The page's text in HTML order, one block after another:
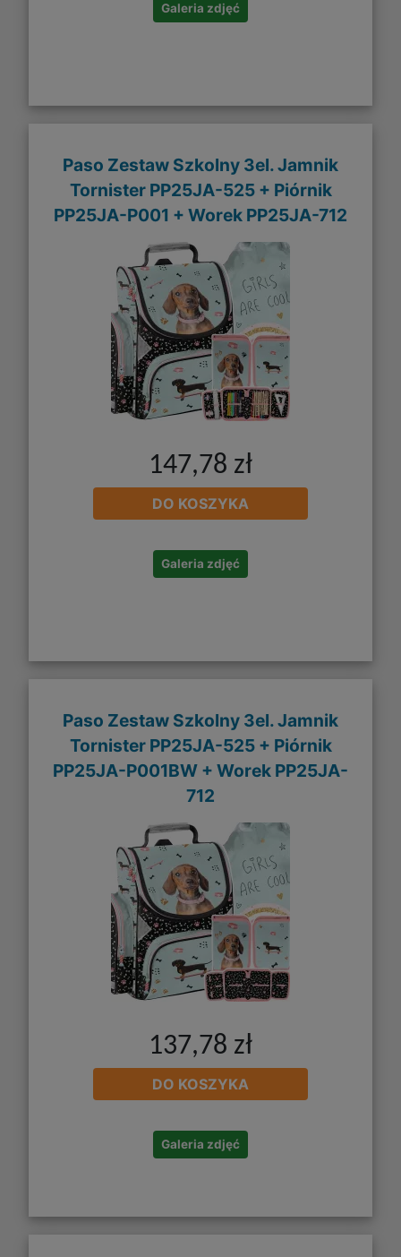
Galeria zdjęć
Paso Zestaw Szkolny 3el. Jamnik
Tornister PP25JA-525 + Piórnik
PP25JA-P001 + Worek PP25JA-712
147,78 zł
DO KOSZYKA
Galeria zdjęć
Paso Zestaw Szkolny 3el. Jamnik
Tornister PP25JA-525 + Piórnik
PP25JA-P001BW + Worek PP25JA-
712
137,78 zł
DO KOSZYKA
Galeria zdjęć